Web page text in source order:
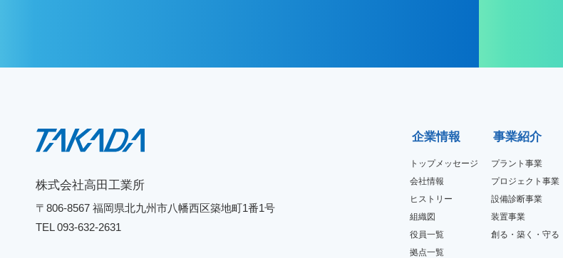
株式会社高田工業所
〒806-8567 福岡県北九州市八幡西区築地町1番1号
TEL 093-632-2631
企業情報
トップメッセージ
会社情報
ヒストリー
組織図
役員一覧
拠点一覧
事業紹介
プラント事業
プロジェクト事業
設備診断事業
装置事業
創る・築く・守る